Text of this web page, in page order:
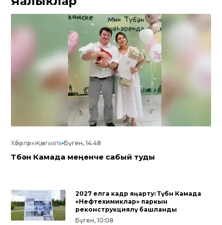
Хәбәрләр»Җәмгыять Бүген, 14:48
Түбән Камада меңенче сабый туды
2027 елга кадәр яңарту: Түбән Камада
«Нефтехимиклар» паркын
реконструкцияләү башланды
Бүген, 10:08